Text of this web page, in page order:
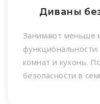
Диваны
Занимают меньше
комнат и кухонь.
безопасности в